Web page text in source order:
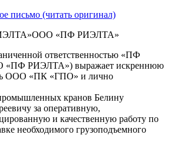
письмо (читать оригинал)
ООО «ПФ РИЭЛТА»
ответственностью «ПФ
РИЭЛТА») выражает искреннюю
ООО «ПК «ГПО» и лично
кранов Белину
за оперативную,
и качественную работу по
необходимого грузоподъемного